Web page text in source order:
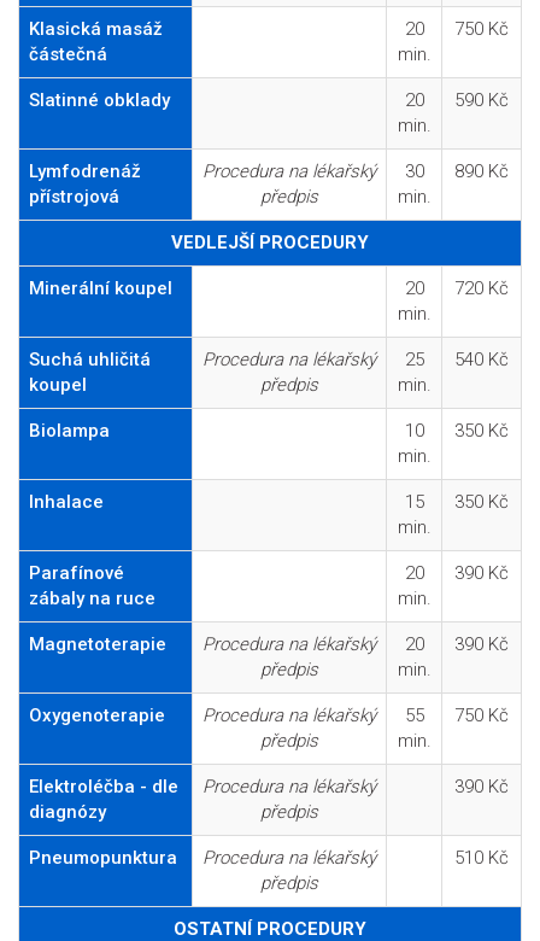
Klasická masáž
částečná
20
min.
750 Kč
Slatinné obklady
20
min.
590 Kč
Lymfodrenáž
přístrojová
Procedura na lékařský
předpis
30
min.
890 Kč
VEDLEJŠÍ PROCEDURY
Minerální koupel
20
min.
720 Kč
Suchá uhličitá
koupel
Procedura na lékařský
předpis
25
min.
540 Kč
Biolampa
10
min.
350 Kč
Inhalace
15
min.
350 Kč
Parafínové
zábaly na ruce
20
min.
390 Kč
Magnetoterapie
Procedura na lékařský
předpis
20
min.
390 Kč
Oxygenoterapie
Procedura na lékařský
předpis
55
min.
750 Kč
Elektroléčba - dle
diagnózy
Procedura na lékařský
předpis
390 Kč
Pneumopunktura
Procedura na lékařský
předpis
510 Kč
OSTATNÍ PROCEDURY